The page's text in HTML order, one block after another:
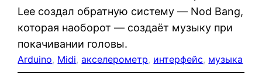
Lee создал обратную систему — Nod Bang,
которая наоборот — создаёт музыку при
покачивании головы.
Arduino, Midi, акселерометр, интерфейс, музыка